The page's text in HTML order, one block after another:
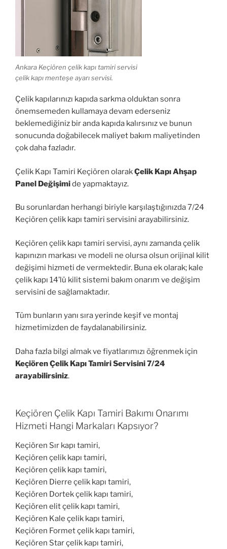
Ankara Keçiören çelik kapı tamiri servisi
çelik kapı menteşe ayarı servisi.
Çelik kapılarınızı kapıda sarkma olduktan sonra
önemsemeden kullamaya devam ederseniz
beklemediğiniz bir anda kapıda kalırsınız ve bunun
sonucunda doğabilecek maliyet bakım maliyetinden
çok daha fazladır.
Çelik Kapı Tamiri Keçiören olarakÇelik Kapı Ahşap
Panel Değişimide yapmaktayız.
Bu sorunlardan herhangi biriyle karşılaştığınızda 7/24
Keçiören çelik kapı tamiri servisini arayabilirsiniz.
Keçiören çelik kapı tamiri servisi, aynı zamanda çelik
kapınızın markası ve modeli ne olursa olsun orijinal kilit
değişimi hizmeti de vermektedir. Buna ek olarak; kale
çelik kapı 14’lü kilit sistemi bakım onarım ve değişim
servisini de sağlamaktadır.
Tüm bunların yanı sıra yerinde keşif ve montaj
hizmetimizden de faydalanabilirsiniz.
Daha fazla bilgi almak ve fiyatlarımızı öğrenmek için
Keçiören Çelik Kapı Tamiri Servisini 7/24
arayabilirsiniz.
Keçiören Çelik Kapı Tamiri Bakımı Onarımı
Hizmeti Hangi Markaları Kapsıyor?
Keçiören Sır kapı tamiri,
Keçiören çelik kapı tamiri,
Keçiören çelik kapı tamiri,
Keçiören Dierre çelik kapı tamiri,
Keçiören Dortek çelik kapı tamiri,
Keçiören elit çelik kapı tamiri,
Keçiören Kale çelik kapı tamiri,
Keçiören Formet çelik kapı tamiri,
Keçiören Star çelik kapı tamiri,